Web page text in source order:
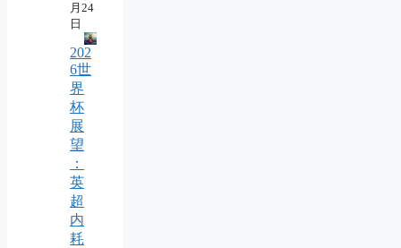
月24
日
202
6世
界
杯
展
望
：
英
超
内
耗